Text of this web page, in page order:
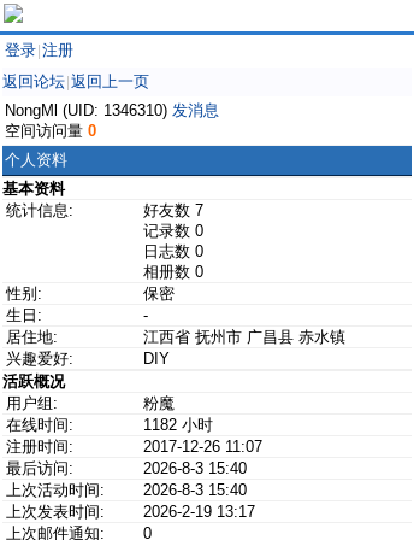
登录 注册
返回论坛 返回上一页
NongMl (UID: 1346310) 发消息
空间访问量 0
个人资料
基本资料
统计信息:
好友数 7
记录数 0
日志数 0
相册数 0
性别:
保密
生日:
-
居住地:
江西省 抚州市 广昌县 赤水镇
兴趣爱好:
DIY
活跃概况
用户组:
粉魔
在线时间:
1182 小时
注册时间:
2017-12-26 11:07
最后访问:
2026-8-3 15:40
上次活动时间:
2026-8-3 15:40
上次发表时间:
2026-2-19 13:17
上次邮件通知:
0